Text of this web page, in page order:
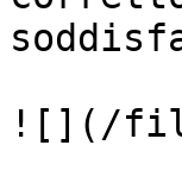
![](/